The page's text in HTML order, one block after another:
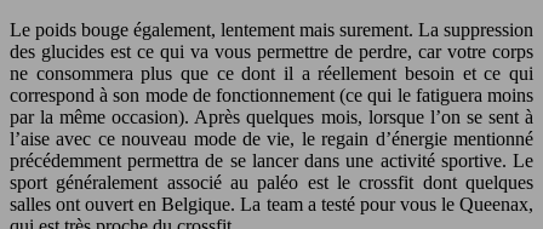
Le poids bouge également, lentement mais surement. La suppression
des glucides est ce qui va vous permettre de perdre, car votre corps
ne consommera plus que ce dont il a réellement besoin et ce qui
correspond à son mode de fonctionnement (ce qui le fatiguera moins
par la même occasion). Après quelques mois, lorsque l’on se sent à
l’aise avec ce nouveau mode de vie, le regain d’énergie mentionné
précédemment permettra de se lancer dans une activité sportive. Le
sport généralement associé au paléo est le crossfit dont quelques
salles ont ouvert en Belgique. La team a testé pour vous le Queenax,